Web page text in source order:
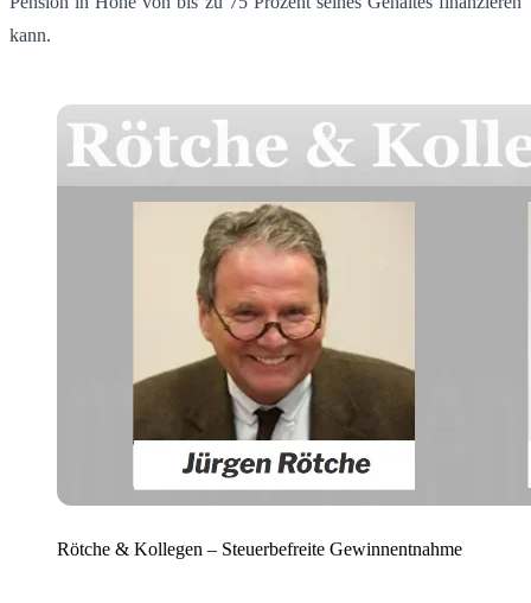
kann.
Rötche & Kollegen – Steuerbefreite Gewinnentnahme